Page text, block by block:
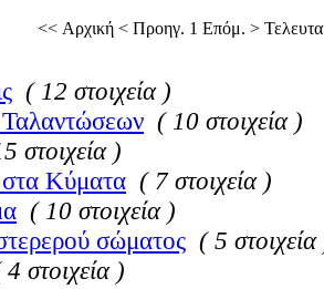
<< Αρχική < Προηγ. 1 Επόμ. >
( 12 στοιχεία )
( 10 στοιχεία )
στοιχεία )
Κύματα ( 7 στοιχεία )
( 10 στοιχεία )
σώματος ( 5
στοιχεία )